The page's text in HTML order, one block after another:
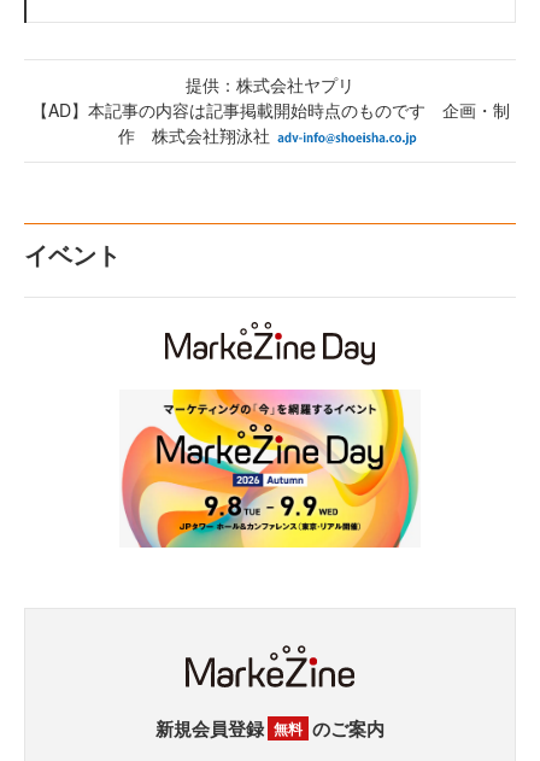
提供：株式会社ヤプリ
【AD】本記事の内容は記事掲載開始時点のものです 企画・制
作 株式会社翔泳社
イベント
新規会員登録 無料 のご案内